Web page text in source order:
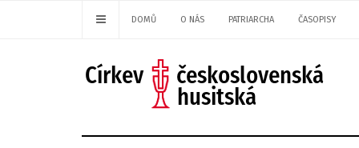
DOMŮ O NÁS PATRIARCHA ČASOPISY